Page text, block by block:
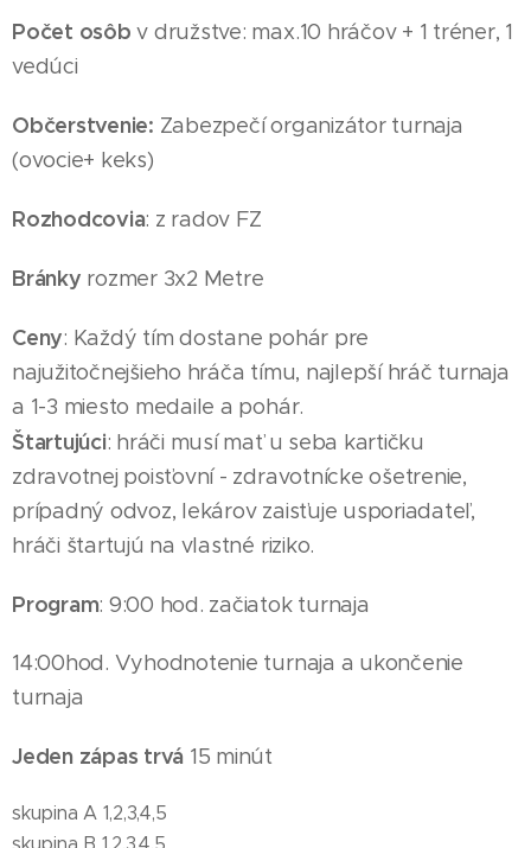
Počet osôb v družstve: max.10 hráčov + 1 tréner, 1
vedúci
Občerstvenie: Zabezpečí organizátor turnaja
(ovocie+ keks)
Rozhodcovia: z radov FZ
Bránky rozmer 3x2 Metre
Ceny: Každý tím dostane pohár pre
najužitočnejšieho hráča tímu, najlepší hráč turnaja
a 1-3 miesto medaile a pohár.
Štartujúci: hráči musí mať u seba kartičku
zdravotnej poisťovní - zdravotnícke ošetrenie,
prípadný odvoz, lekárov zaisťuje usporiadateľ,
hráči štartujú na vlastné riziko.
Program: 9:00 hod. začiatok turnaja
14:00hod. Vyhodnotenie turnaja a ukončenie
turnaja
Jeden zápas trvá 15 minút
skupina A 1,2,3,4,5